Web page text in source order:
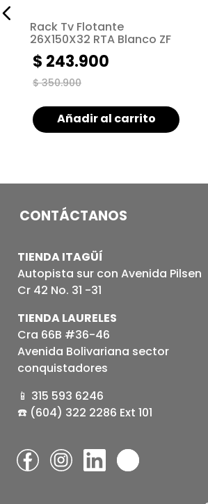
Rack Tv Flotante
26X150X32 RTA Blanco ZF
$ 350.900
$ 243.900
Añadir al carrito
CONTÁCTANOS
TIENDA ITAGÜÍ
Autopista sur con Avenida Pilsen
Cr 42 No. 31 -31
TIENDA LAURELES
Cra 66B #36-46
Avenida Bolivariana sector
conquistadores
📱 315 593 6246
☎️ (604) 322 2286 Ext 101